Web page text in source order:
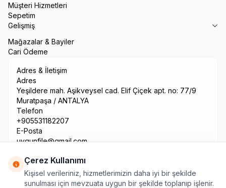
Müşteri Hizmetleri
Sepetim
Gelişmiş
Mağazalar & Bayiler
Cari Ödeme
Adres & İletişim
Adres
Yeşildere mah. Aşikveysel cad. Elif Çiçek apt. no: 77/9
Muratpaşa / ANTALYA
Telefon
+905531182207
E-Posta
uygunfile@gmail.com
Çerez Kullanımı
Kişisel verileriniz, hizmetlerimizin daha iyi bir şekilde
sunulması için mevzuata uygun bir şekilde toplanıp işlenir.